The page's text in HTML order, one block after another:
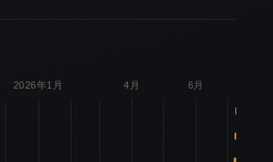
2026年1月 4月 6月